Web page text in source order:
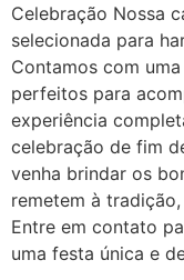
Celebração Nossa
selecionada para
Contamos com
perfeitos para
experiência
celebração de fim
venha brindar os
remetem à
Entre em contato
uma festa única e